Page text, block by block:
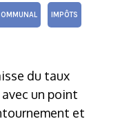
IMPÔTS
du taux
un point
et